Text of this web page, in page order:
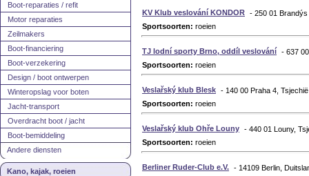
Boot-reparaties / refit
Motor reparaties
Zeilmakers
Boot-financiering
Boot-verzekering
Design / boot ontwerpen
Winteropslag voor boten
Jacht-transport
Overdracht boot / jacht
Boot-bemiddeling
Andere diensten
Kano, kajak, roeien
KV Klub veslování KONDOR - 250 01
Sportsoorten: roeien
TJ lodní sporty Brno, oddíl veslování - 637
Sportsoorten: roeien
Veslařský klub Blesk - 140 00 Praha 4, Tsjechië
Sportsoorten: roeien
Veslařský klub Ohře Louny - 440 01 Louny,
Sportsoorten: roeien
Berliner Ruder-Club e.V. - 14109 Berlin,